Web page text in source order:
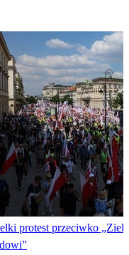
protest przeciwko